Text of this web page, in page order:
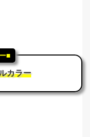
■
カラー